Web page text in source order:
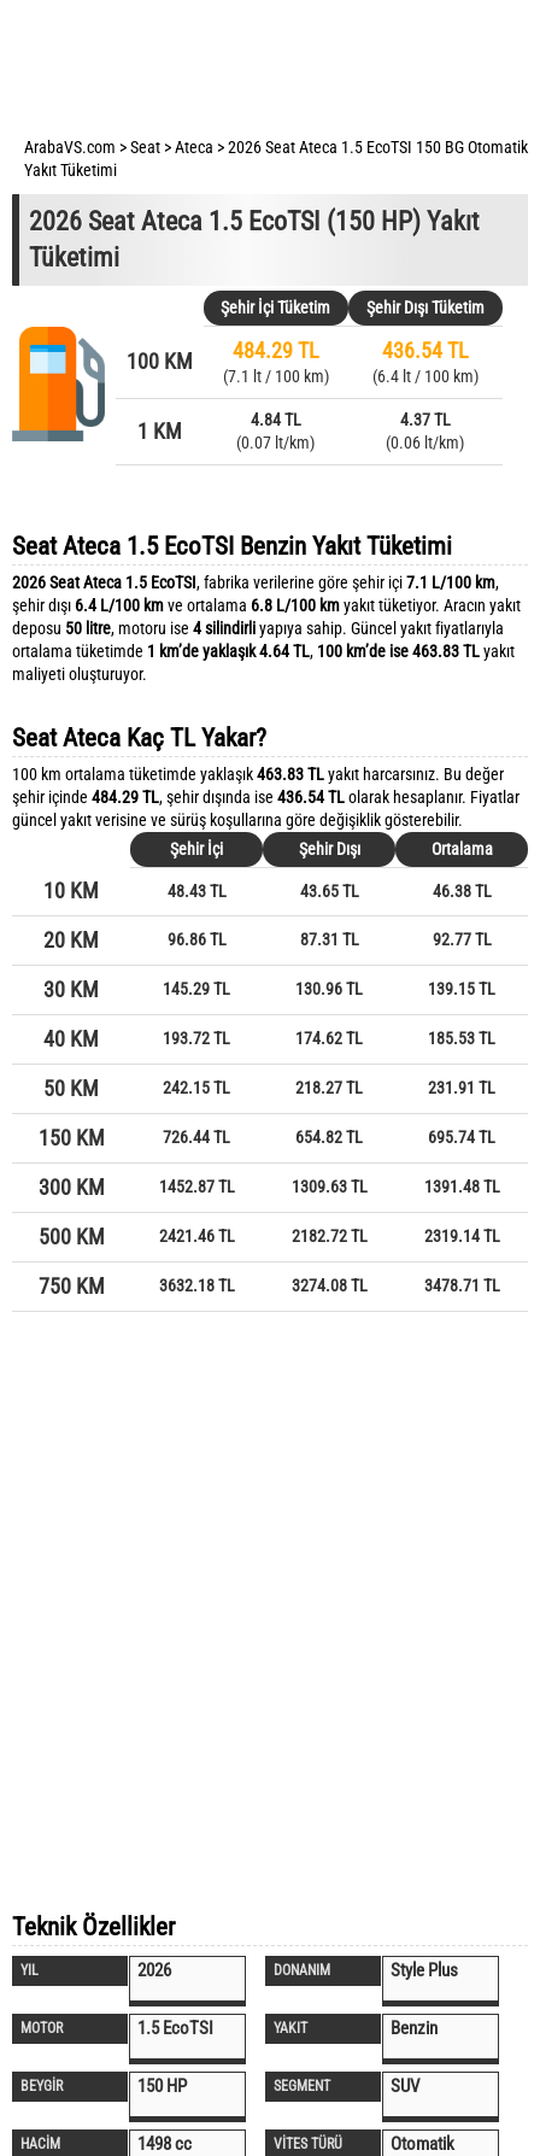
ArabaVS.com >Seat >Ateca >2026 Seat Ateca 1.5 EcoTSI 150 BG Otomatik
Yakıt Tüketimi
2026 Seat Ateca 1.5 EcoTSI (150 HP) Yakıt
Tüketimi
Şehir İçi Tüketim Şehir Dışı Tüketim
100 KM 484.29 TL
(7.1 lt / 100 km)
436.54 TL
(6.4 lt / 100 km)
1 KM
4.84 TL
(0.07 lt/km)
4.37 TL
(0.06 lt/km)
Seat Ateca 1.5 EcoTSI Benzin Yakıt Tüketimi
2026 Seat Ateca 1.5 EcoTSI, fabrika verilerine göre şehir içi7.1 L/100 km,
şehir dışı 6.4 L/100 kmve ortalama 6.8 L/100 kmyakıt tüketiyor. Aracın yakıt
deposu 50 litre, motoru ise 4 silindirliyapıya sahip. Güncel yakıt fiyatlarıyla
ortalama tüketimde 1 km’de yaklaşık 4.64 TL, 100 km’de ise 463.83 TLyakıt
maliyeti oluşturuyor.
Seat Ateca Kaç TL Yakar?
100 km ortalama tüketimde yaklaşık463.83 TLyakıt harcarsınız. Bu değer
şehir içinde 484.29 TL, şehir dışında ise 436.54 TLolarak hesaplanır. Fiyatlar
güncel yakıt verisine ve sürüş koşullarına göre değişiklik gösterebilir.
Şehir İçi
Şehir Dışı Ortalama
10 KM 48.43 TL 43.65 TL 46.38 TL
20 KM 96.86 TL 87.31 TL 92.77 TL
30 KM 145.29 TL 130.96 TL 139.15 TL
40 KM 193.72 TL 174.62 TL 185.53 TL
50 KM 242.15 TL 218.27 TL 231.91 TL
150 KM 726.44 TL 654.82 TL 695.74 TL
300 KM 1452.87 TL 1309.63 TL 1391.48 TL
500 KM 2421.46 TL 2182.72 TL 2319.14 TL
750 KM 3632.18 TL 3274.08 TL 3478.71 TL
Teknik Özellikler
YIL 2026 DONANIM Style Plus
MOTOR 1.5 EcoTSI YAKIT Benzin
BEYGİR 150 HP SEGMENT SUV
HACİM 1498 cc VİTES TÜRÜ Otomatik